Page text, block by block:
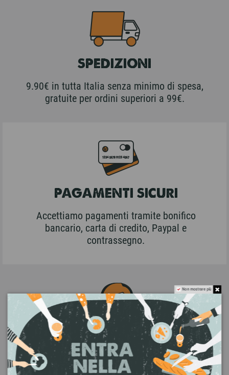
SPEDIZIONI
9.90€ in tutta Italia senza minimo di spesa,
gratuite per ordini superiori a 99€.
PAGAMENTI SICURI
Accettiamo pagamenti tramite bonifico
bancario, carta di credito, Paypal e
contrassegno.
ASSISTENZA CLIENTI
Contattaci a info@bottegha.it oppure via
WhatsApp al
Non mostrare più